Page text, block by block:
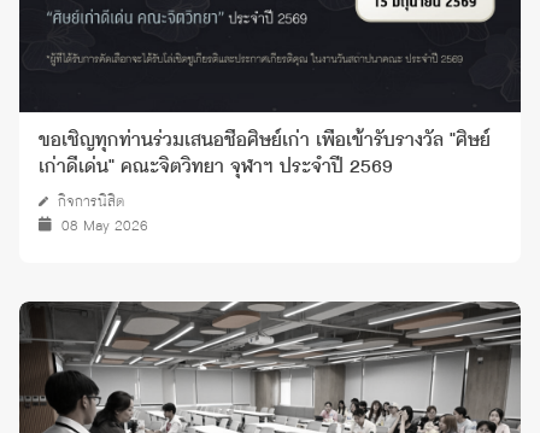
ขอเชิญทุกท่านร่วมเสนอชื่อศิษย์เก่า เพื่อเข้ารับรางวัล "ศิษย์
เก่าดีเด่น" คณะจิตวิทยา จุฬาฯ ประจำปี 2569
กิจการนิสิต
08 May 2026